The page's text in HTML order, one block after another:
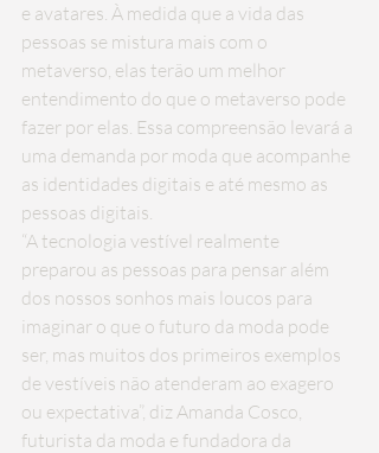
e avatares. À medida que a vida das
pessoas se mistura mais com o
metaverso, elas terão um melhor
entendimento do que o metaverso pode
fazer por elas. Essa compreensão levará a
uma demanda por moda que acompanhe
as identidades digitais e até mesmo as
pessoas digitais.
“A tecnologia vestível realmente
preparou as pessoas para pensar além
dos nossos sonhos mais loucos para
imaginar o que o futuro da moda pode
ser, mas muitos dos primeiros exemplos
de vestíveis não atenderam ao exagero
ou expectativa”, diz Amanda Cosco,
futurista da moda e fundadora da